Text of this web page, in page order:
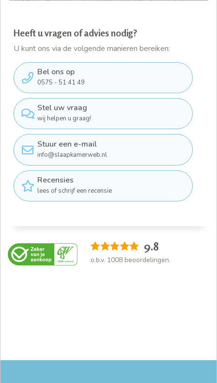
Heeft u vragen of advies nodig?
U kunt ons via de volgende manieren bereiken:
Bel ons op
0575 - 51 41 49
Stel uw vraag
wij helpen u graag!
Stuur een e-mail
info@slaapkamerweb.nl
Recensies
lees of schrijf een recensie
9.8
o.b.v. 1008 beoordelingen.